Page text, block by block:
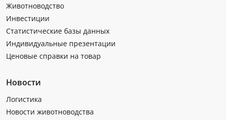
Животноводство
Инвестиции
Статистические базы данных
Индивидуальные презентации
Ценовые справки на товар
Новости
Логистика
Новости животноводства